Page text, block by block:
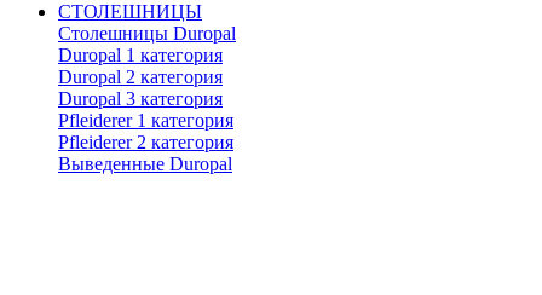
СТОЛЕШНИЦЫ
Столешницы Duropal
Duropal 1 категория
Duropal 2 категория
Duropal 3 категория
Pfleiderer 1 категория
Pfleiderer 2 категория
Выведенные Duropal